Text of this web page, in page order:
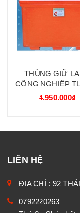
THÙNG GIỮ
CÔNG NGHIỆP
LÍT QC 108 X 80
4.950.000₫
LIÊN HỆ
ĐỊA CHỈ : 92
0792220263